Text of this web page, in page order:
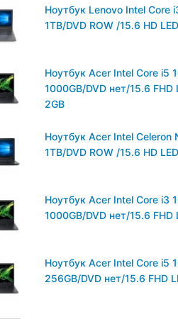
Ноутбук Lenovo Intel Core
1TB/DVD ROW /15.6 HD LED
Ноутбук Acer Intel Core i5
1000GB/DVD нет/15.6 FHD
2GB
Ноутбук Acer Intel Celeron
1TB/DVD ROW /15.6 HD LED
Ноутбук Acer Intel Core i3
1000GB/DVD нет/15.6 FHD
Ноутбук Acer Intel Core i5
256GB/DVD нет/15.6 FHD